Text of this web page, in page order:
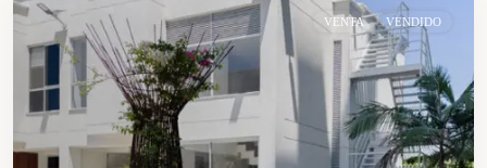
VENTA VENDIDO